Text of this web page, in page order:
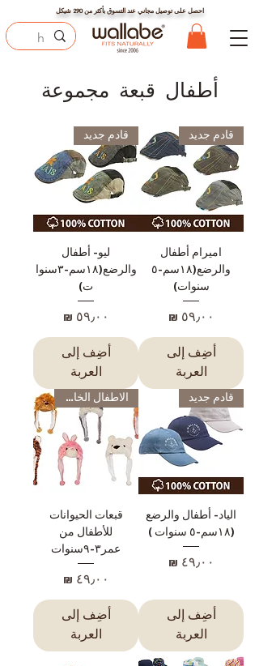
احصل على توصيل مجاني عند التسوق بأكثر من290 شيكل
قادم جديد
اميرام أطفال
والرضع(١٨سم-٥
سنوات)
السعر
أضِف إلى
العربة
قادم جديد
ليو- أطفال
والرضع(١٨سم-٣سنوا
ت)
السعر
أضِف إلى
العربة
قادم جديد
الياد- أطفال والرضع
(١٨سم-٥ سنوات )
السعر
أضِف إلى
العربة
الاطفال الخاصة
قبعات الحيوانات
للأطفال من
عمر٣-٩سنوات
السعر
أضِف إلى
العربة
أطفال قبعة مجموعة